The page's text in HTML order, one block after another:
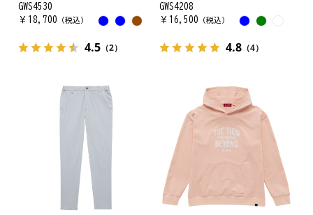
GWS4530
￥ 18,700 （税込）
4.5 （2）
GWS4208
￥ 16,500 （税込）
4.8（4）